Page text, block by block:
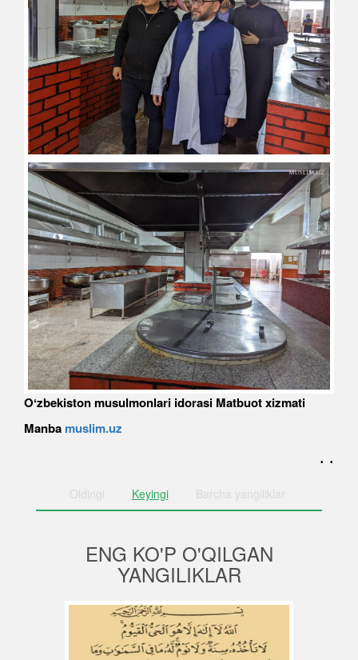
Oʻzbekiston musulmonlari idorasi Matbuot xizmati
Manba muslim.uz
. .
Oldingi Keyingi Barcha yangiliklar
ENG KO'P O'QILGAN
YANGILIKLAR